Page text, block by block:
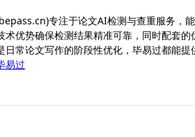
专注于论文AI检测与查重服务，
术优势确保检测结果精准可靠，同时配套
日常论文写作的阶段性优化，毕易过都能
易过